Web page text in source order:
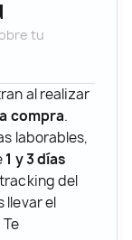
tu
al realizar
compra.
laborables,
1 y 3 días
del
llevar el